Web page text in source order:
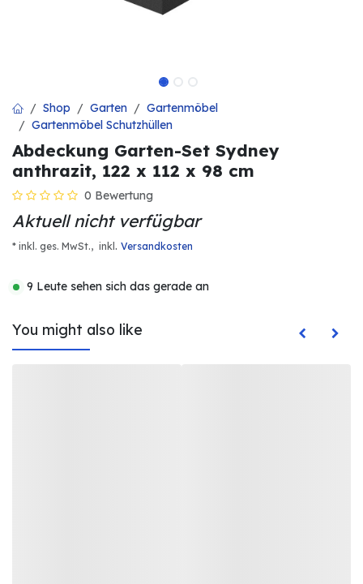
Shop Garten
Gartenmöbel
Gartenmöbel Schutzhüllen
Abdeckung Garten-Set Sydney
anthrazit, 122 x 112 x 98 cm
0 Bewertung
Aktuell nicht verfügbar
* inkl. ges. MwSt., inkl . Versandkosten
9 Leute sehen sich das gerade an
You might also like